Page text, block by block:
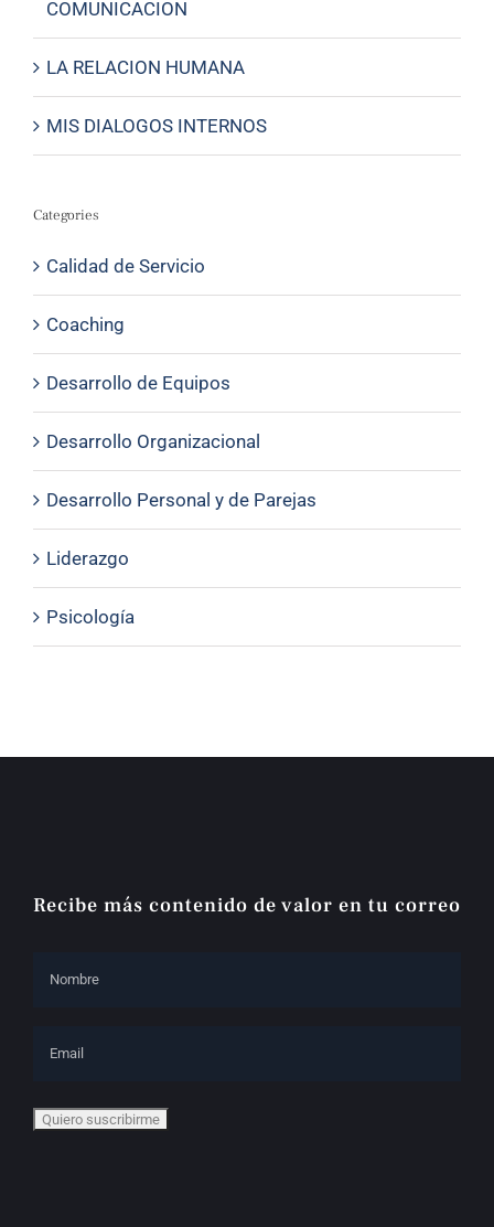
COMUNICACION
LA RELACION HUMANA
MIS DIALOGOS INTERNOS
Categories
Calidad de Servicio
Coaching
Desarrollo de Equipos
Desarrollo Organizacional
Desarrollo Personal y de Parejas
Liderazgo
Psicología
Recibe más contenido de valor en tu correo